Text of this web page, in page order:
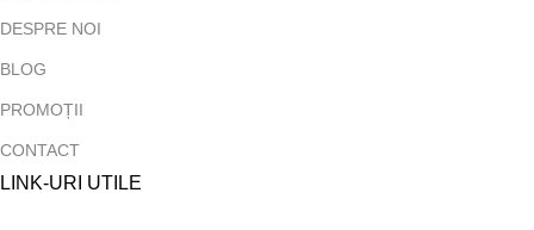
DESPRE NOI
BLOG
PROMOȚII
CONTACT
LINK-URI UTILE